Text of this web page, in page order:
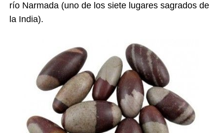
río Narmada (uno de los siete lugares sagrados de
la India).